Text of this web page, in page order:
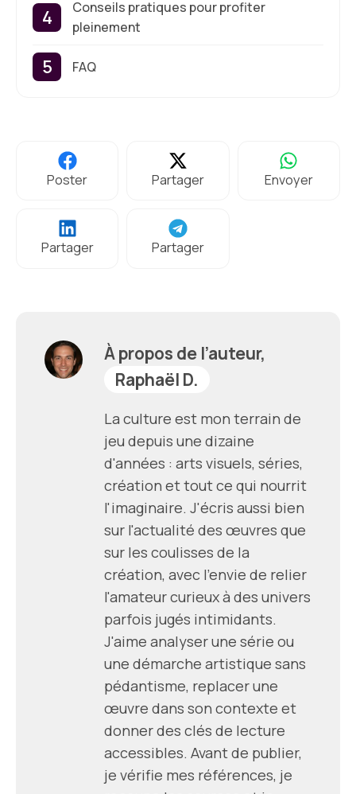
Conseils pratiques pour profiter
pleinement
FAQ
Poster Partager Envoyer
Partager Partager
À propos de l’auteur,
Raphaël D.
La culture est mon terrain de
jeu depuis une dizaine
d'années : arts visuels, séries,
création et tout ce qui nourrit
l'imaginaire. J'écris aussi bien
sur l'actualité des œuvres que
sur les coulisses de la
création, avec l'envie de relier
l'amateur curieux à des univers
parfois jugés intimidants.
J'aime analyser une série ou
une démarche artistique sans
pédantisme, replacer une
œuvre dans son contexte et
donner des clés de lecture
accessibles. Avant de publier,
je vérifie mes références, je